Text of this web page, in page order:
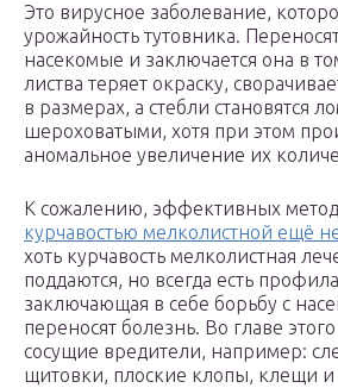
Это вирусное заболевание,
урожайность тутовника.
насекомые и заключается она в
листва теряет окраску,
в размерах, а стебли становятся
шероховатыми, хотя при этом
аномальное увеличение их
К сожалению, эффективных
курчавостью мелколистной ещё
хоть курчавость мелколистная
поддаются, но всегда есть
заключающая в себе борьбу с
переносят болезнь. Во главе этого
сосущие вредители, например:
щитовки, плоские клопы, клещи и